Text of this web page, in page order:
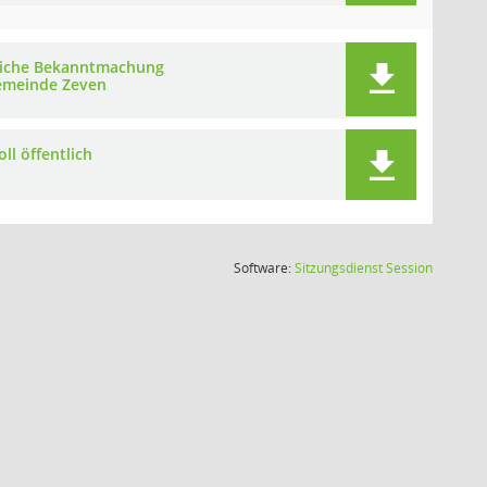
Bekanntmachung
Zeven
öffentlich
Software:SitzungsdienstSession(Wird in